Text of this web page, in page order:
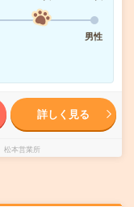
男性
詳しく見る
松本営業所